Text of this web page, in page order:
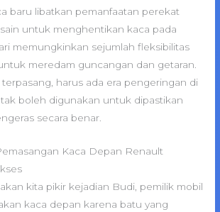
baru libatkan pemanfaatan perekat
untuk menghentikan kaca pada
memungkinkan sejumlah fleksibilitas
meredam guncangan dan getaran.
terpasang, harus ada era pengeringan di
boleh digunakan untuk dipastikan
secara benar.
Kaca Depan Renault
kita pikir kejadian Budi, pemilik mobil
kaca depan karena batu yang